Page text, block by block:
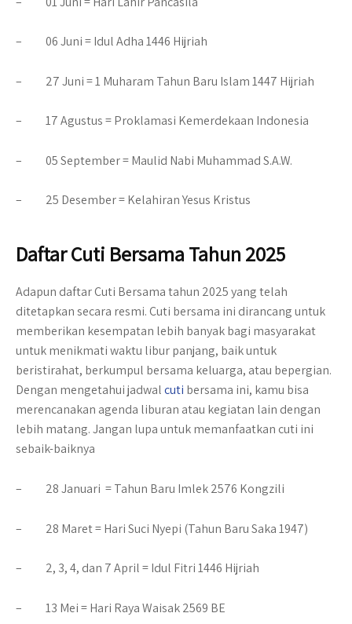
– 06 Juni =Idul Adha 1446 Hijriah
– 27 Juni =1 Muharam Tahun Baru Islam 1447 Hijriah
– 17 Agustus =Proklamasi Kemerdekaan Indonesia
– 05 September =Maulid Nabi Muhammad S.A.W.
– 25 Desember =Kelahiran Yesus Kristus
Daftar Cuti Bersama Tahun 2025
Adapun daftar Cuti Bersama tahun 2025 yang telah
ditetapkan secara resmi. Cuti bersama ini dirancang untuk
memberikan kesempatan lebih banyak bagi masyarakat
untuk menikmati waktu libur panjang, baik untuk
beristirahat, berkumpul bersama keluarga, atau bepergian.
Dengan mengetahui jadwalcuti bersama ini, kamu bisa
merencanakan agenda liburan atau kegiatan lain dengan
lebih matang. Jangan lupa untuk memanfaatkan cuti ini
sebaik-baiknya
– 28 Januari =Tahun Baru Imlek 2576 Kongzili
– 28 Maret =Hari Suci Nyepi (Tahun Baru Saka 1947)
– 2, 3, 4, dan 7 April =Idul Fitri 1446 Hijriah
– 13 Mei =Hari Raya Waisak 2569 BE